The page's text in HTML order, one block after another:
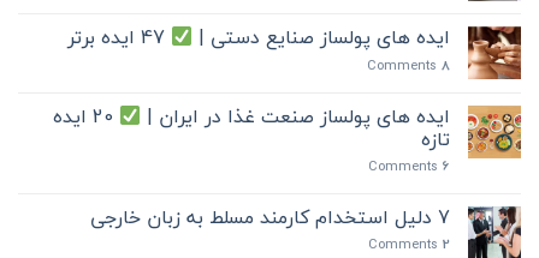
هیجانی
(EQ)
?
ایده های پولساز صنایع دستی | 47 ایده برتر
8
ایده های پولساز صنعت غذا در ایران | 20 ایده
تازه
6
7 دلیل استخدام کارمند مسلط به زبان خارجی
2